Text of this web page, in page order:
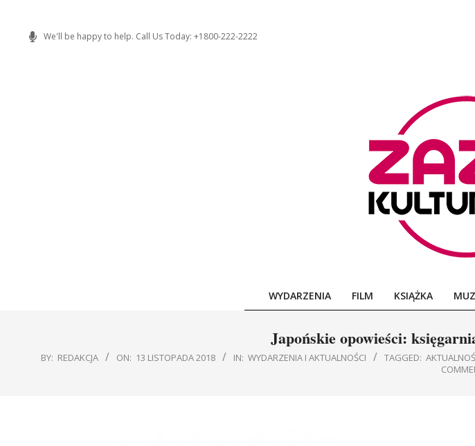
content
We'll be happy to help. Call Us Today: +1800-222-2222
WYDARZENIA FILM KSIĄŻKA
Japońskie opowieści:
BY: REDAKCJA ON: 13 LISTOPADA 2018 IN: WYDARZENIA I AKTUALNOŚCI TAGGED: